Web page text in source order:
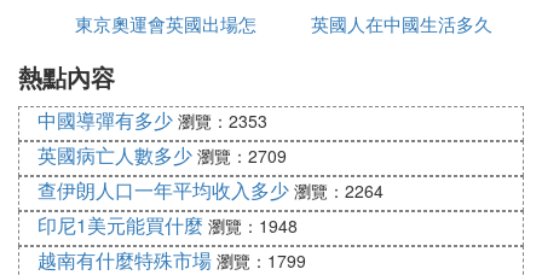
約克公爵。相傳也是伊麗莎白女王最疼愛的兒子。
5、愛德華王子
愛德華王子，肯特和斯特拉森公爵（全名：愛德華·
奧古斯都；Edward Augustus ；1767年11月2日-182
0年1月3日）是英國維多利亞女王的父親，也是英國
國王喬治三世的第四子。
參考資料來源：網路——英國皇室
延誤怎麼辦
東京奧運會英國出場怎
英國人在中國生活多久
熱點內容
中國導彈有多少 瀏覽：2353
英國病亡人數多少 瀏覽：2709
查伊朗人口一年平均收入多少 瀏覽：2264
印尼1美元能買什麼 瀏覽：1948
越南有什麼特殊市場 瀏覽：1799